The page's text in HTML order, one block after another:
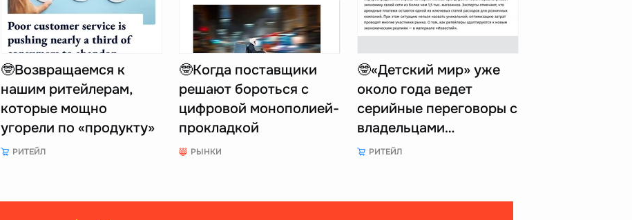
🤓Возвращаемся к
нашим ритейлерам,
которые мощно
угорели по «продукту»
РИТЕЙЛ
🤓Когда поставщики
решают бороться с
цифровой монополией-
прокладкой
РЫНКИ
🤓«Детский мир» уже
около года ведет
серийные переговоры с
владельцами…
РИТЕЙЛ